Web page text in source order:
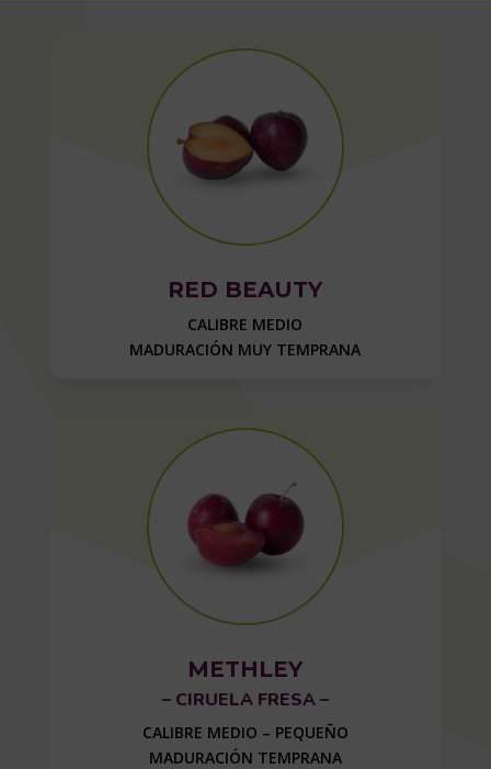
RED BEAUTY
CALIBRE MEDIO
MADURACIÓN MUY TEMPRANA
METHLEY
– CIRUELA FRESA –
CALIBRE MEDIO – PEQUEÑO
MADURACIÓN TEMPRANA